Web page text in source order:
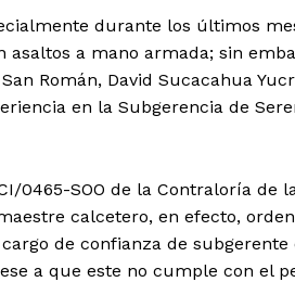
durante los últimos
asaltos a mano armada; sin
Román, David Sucacahua
en la Subgerencia de
0465-SOO de la Contraloría de
calcetero, en efecto,
de confianza de
a que este no cumple con el